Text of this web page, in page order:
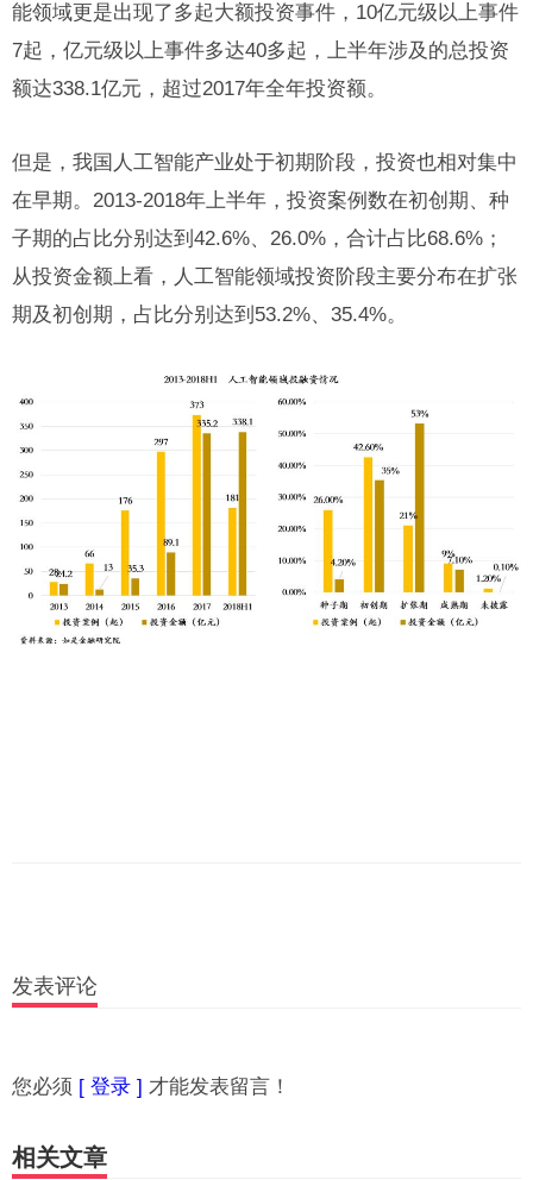
能领域更是出现了多起大额投资事件，10亿元级以上事件
7起，亿元级以上事件多达40多起，上半年涉及的总投资
额达338.1亿元，超过2017年全年投资额。
但是，我国人工智能产业处于初期阶段，投资也相对集中
在早期。2013-2018年上半年，投资案例数在初创期、种
子期的占比分别达到42.6%、26.0%，合计占比68.6%；
从投资金额上看，人工智能领域投资阶段主要分布在扩张
期及初创期，占比分别达到53.2%、35.4%。
发表评论
您必须 [ 登录 ] 才能发表留言！
相关文章